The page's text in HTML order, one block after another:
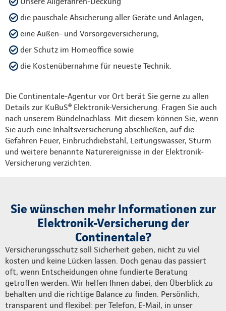
die pauschale Absicherung aller Geräte und Anlagen,
eine Außen- und Vorsorgeversicherung,
der Schutz im Homeoffice sowie
die Kostenübernahme für neueste Technik.
Die Continentale-Agentur vor Ort berät Sie gerne zu allen
Details zur KuBuS® Elektronik-Versicherung. Fragen Sie auch
nach unserem Bündelnachlass. Mit diesem können Sie, wenn
Sie auch eine Inhaltsversicherung abschließen, auf die
Gefahren Feuer, Einbruchdiebstahl, Leitungswasser, Sturm
und weitere benannte Naturereignisse in der Elektronik-
Versicherung verzichten.
Sie wünschen mehr Informationen zur
Elektronik-Versicherung der
Continentale?
Versicherungsschutz soll Sicherheit geben, nicht zu viel
kosten und keine Lücken lassen. Doch genau das passiert
oft, wenn Entscheidungen ohne fundierte Beratung
getroffen werden. Wir helfen Ihnen dabei, den Überblick zu
behalten und die richtige Balance zu finden. Persönlich,
transparent und flexibel: per Telefon, E-Mail, in unser